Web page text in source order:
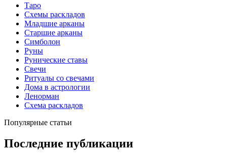
Таро
Схемы раскладов
Младшие арканы
Старшие арканы
Симболон
Руны
Рунические ставы
Свечи
Ритуалы со свечами
Дома в астрологии
Ленорман
Схема раскладов
Популярные статьи
Последние публикации